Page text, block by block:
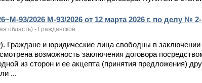
93/2026 М-93/2026 от 12 марта 2026 г. по делу № 2-
область) - Гражданское
Граждане и юридические лица свободны в заключении
возможность заключения договора
из сторон и ее акцепта (принятия предложения)
...